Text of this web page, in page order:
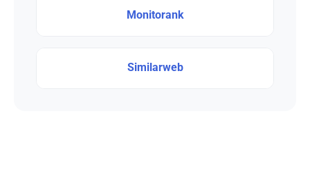
Monitorank
Similarweb